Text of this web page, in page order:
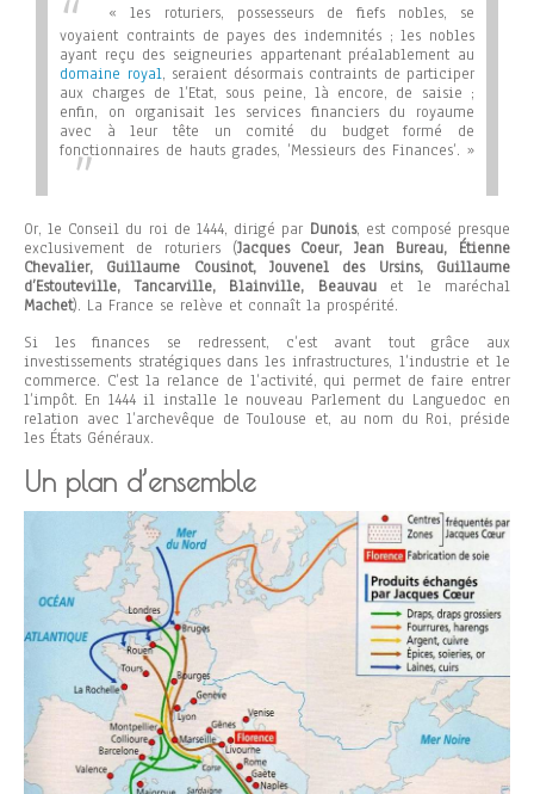
« les roturiers, possesseurs de fiefs nobles, se
voyaient contraints de payes des indemnités ; les nobles
ayant reçu des seigneuries appartenant préalablement au
domaine royal, seraient désormais contraints de participer
aux charges de l’Etat, sous peine, là encore, de saisie ;
enfin, on organisait les services financiers du royaume
avec à leur tête un comité du budget formé de
fonctionnaires de hauts grades, ’Messieurs des Finances’. »
Or, le Conseil du roi de 1444, dirigé par Dunois, est composé presque
exclusivement de roturiers (Jacques Coeur, Jean Bureau, Étienne
Chevalier, Guillaume Cousinot, Jouvenel des Ursins, Guillaume
d’Estouteville, Tancarville, Blainville, Beauvauet le maréchal
Machet). La France se relève et connaît la prospérité.
Si les finances se redressent, c’est avant tout grâce aux
investissements stratégiques dans les infrastructures, l’industrie et le
commerce. C’est la relance de l’activité, qui permet de faire entrer
l’impôt. En 1444 il installe le nouveau Parlement du Languedoc en
relation avec l’archevêque de Toulouse et, au nom du Roi, préside
les États Généraux.
Un plan d’ensemble